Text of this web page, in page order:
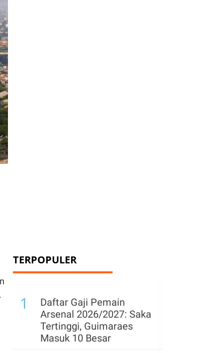
TERPOPULER
1
Daftar Gaji Pemain
Arsenal 2026/2027: Saka
Tertinggi, Guimaraes
Masuk 10 Besar